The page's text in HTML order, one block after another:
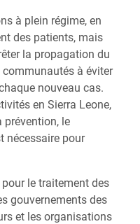
à plein régime, en
des patients, mais
la propagation du
communautés à éviter
nouveau cas.
en Sierra Leone,
prévention, le
nécessaire pour
le traitement des
gouvernements des
et les organisations